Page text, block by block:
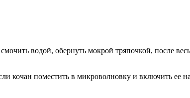
водой, обернуть мокрой тряпочкой, после
кочан поместить в микроволновку и включить ее